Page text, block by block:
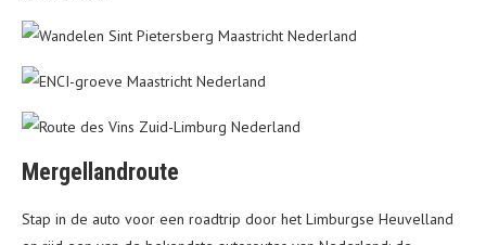
Mergellandroute
Stap in de auto voor een roadtrip door het Limburgse Heuvelland